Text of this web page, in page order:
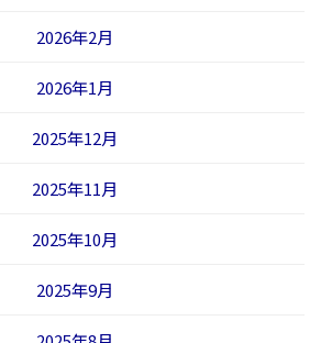
2026年2月
2026年1月
2025年12月
2025年11月
2025年10月
2025年9月